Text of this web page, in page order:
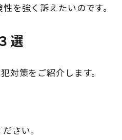
を強く訴えたいのです。
選
対策をご紹介します。
さい。